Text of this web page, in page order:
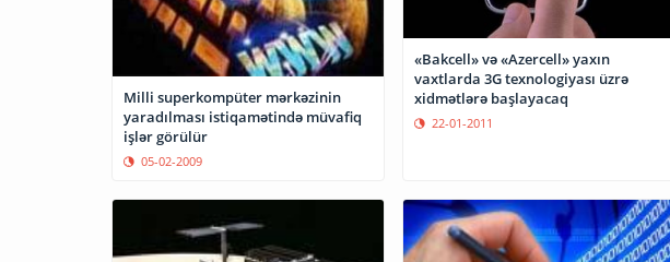
Milli superkompüter mərkəzinin
yaradılması istiqamətində müvafiq
işlər görülür
05-02-2009
«Bakcell» və «Azercell» yaxın
vaxtlarda 3G texnologiyası üzrə
xidmətlərə başlayacaq
22-01-2011